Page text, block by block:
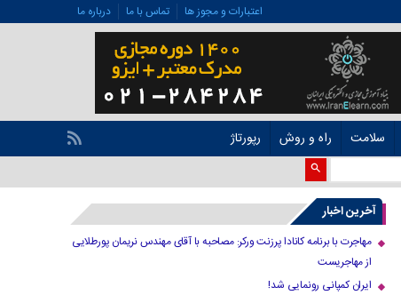
اعتبارات و مجوز ها تماس با ما درباره ما
سلامت راه و روش رپورتاژ
آخرین اخبار
مهاجرت با برنامه کانادا پرزنت ورکر: مصاحبه با آقای مهندس نریمان پورطلایی
از مهاجریست
ایران کمپانی رونمایی شد!